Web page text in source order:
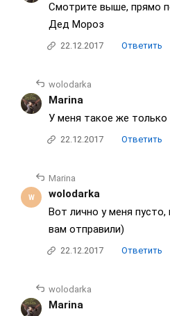
Смотрите выше, прямо
Дед Мороз
22.12.2017 Ответить
wolodarka
Marina
У меня такое же только
22.12.2017 Ответить
Marina
wolodarka
Вот лично у меня
вам отправили)
22.12.2017 Ответить
wolodarka
Marina